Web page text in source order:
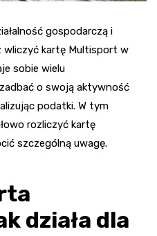
gospodarczą i
wliczyć kartę Multisport w
sobie wielu
o swoją aktywność
podatki. W tym
rozliczyć kartę
szczególną uwagę.
działa dla